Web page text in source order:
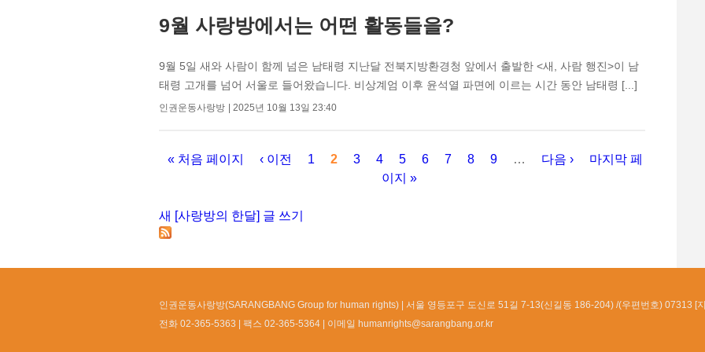
9월 사랑방에서는 어떤 활동들을?
9월 5일 새와 사람이 함께 넘은 남태령 지난달 전북지방환경청 앞에서 출발한 <새, 사람 행진>이 남
태령 고개를 넘어 서울로 들어왔습니다. 비상계엄 이후 윤석열 파면에 이르는 시간 동안 남태령 [...]
인권운동사랑방 2025년 10월 13일 23:40
« 처음 페이지 ‹ 이전 1 2 3 4 5 6 7 8 9 … 다음 ›
마지막 페
이지 »
새 [사랑방의 한달] 글 쓰기
인권운동사랑방(SARANGBANG Group for human rights) 서울 영등포구 도신로 51길 7-13(신길동 186-204) /(우편번호) 07313 [
전화 02-365-5363
팩스 02-365-5364 이메일 humanrights@sarangbang.or.kr